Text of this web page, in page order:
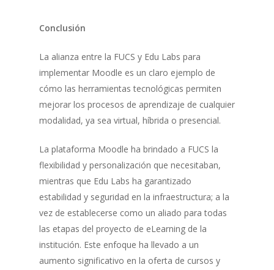
Conclusión
La alianza entre la FUCS y Edu Labs para
implementar Moodle es un claro ejemplo de
cómo las herramientas tecnológicas permiten
mejorar los procesos de aprendizaje de cualquier
modalidad, ya sea virtual, híbrida o presencial.
La plataforma Moodle ha brindado a FUCS la
flexibilidad y personalización que necesitaban,
mientras que Edu Labs ha garantizado
estabilidad y seguridad en la infraestructura; a la
vez de establecerse como un aliado para todas
las etapas del proyecto de eLearning de la
institución. Este enfoque ha llevado a un
aumento significativo en la oferta de cursos y